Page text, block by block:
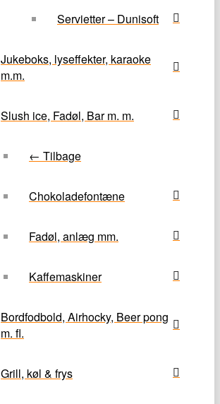
Servietter – Dunisoft
Jukeboks, lyseffekter, karaoke
m.m.
Slush ice, Fadøl, Bar m. m.
← Tilbage
Chokoladefontæne
Fadøl, anlæg mm.
Kaffemaskiner
Bordfodbold, Airhocky, Beer pong
m. fl.
Grill, køl & frys